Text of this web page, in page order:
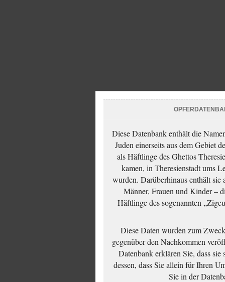
Diese Datenbank enthält die
Juden einerseits aus dem Gebiet
als Häftlinge des Ghettos
kamen, in Theresienstadt ums
wurden. Darüberhinaus enthält
Männer, Frauen und Kinder –
Häftlinge des sogenannten
Diese Daten wurden zum
gegenüber den Nachkommen
Datenbank erklären Sie, dass sie
dessen, dass Sie allein für Ihren
Sie in der